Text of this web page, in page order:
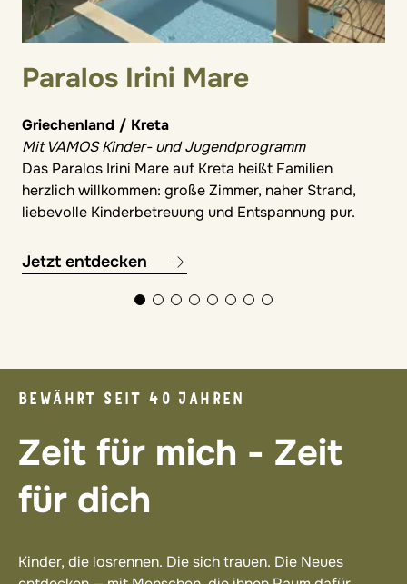
Paralos Irini Mare
Griechenland / Kreta
Mit VAMOS Kinder- und Jugendprogramm
Das Paralos Irini Mare auf Kreta heißt Familien
herzlich willkommen: große Zimmer, naher Strand,
liebevolle Kinderbetreuung und Entspannung pur.
Jetzt entdecken
BEWÄHRT SEIT 40 JAHREN
Zeit für mich - Zeit
für dich
Kinder, die losrennen. Die sich trauen. Die Neues